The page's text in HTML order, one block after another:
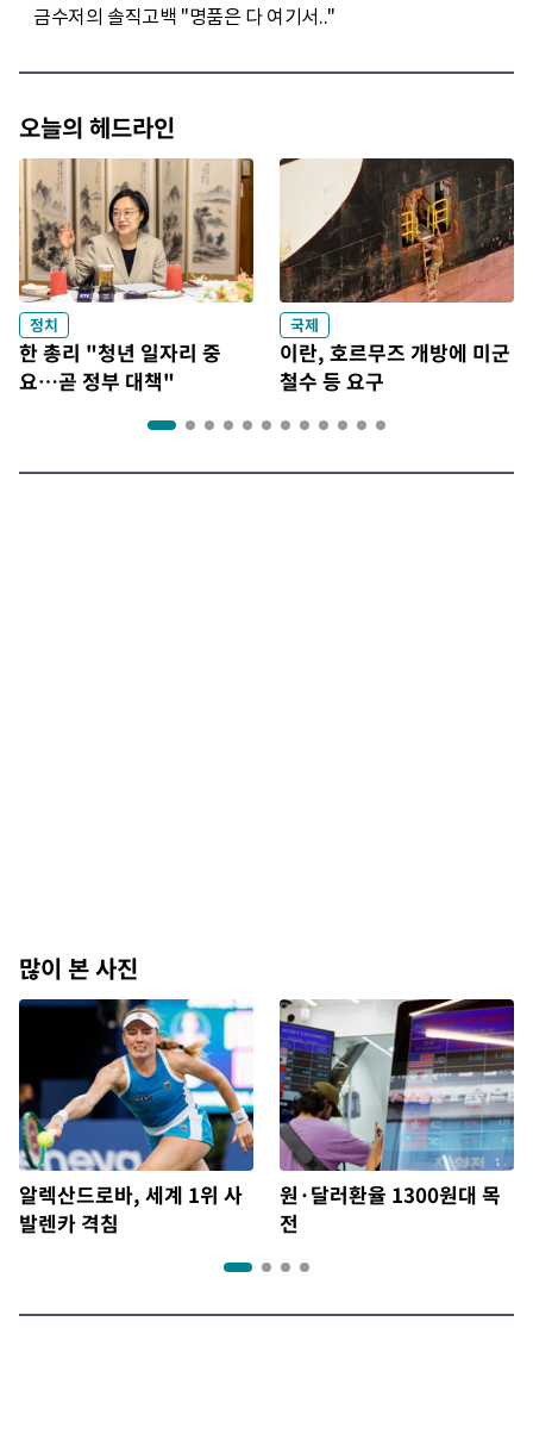
오늘의 헤드라인
정치
한 총리 "청년 일자리 중
요…곧 정부 대책"
국제
이란, 호르무즈 개방에 미군
철수 등 요구
많이 본 사진
알렉산드로바, 세계 1위 사
발렌카 격침
원·달러환율 1300원대 목
전